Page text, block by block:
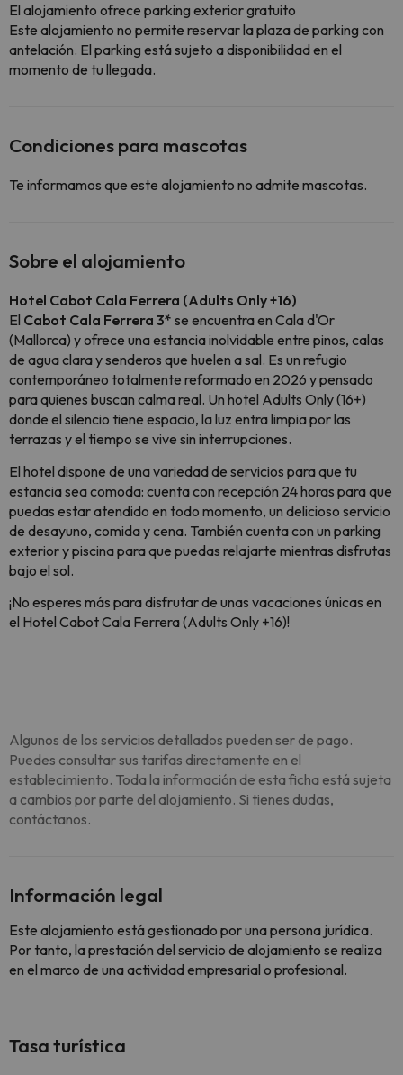
El alojamiento ofrece parking exterior gratuito
Este alojamiento no permite reservar la plaza de parking con
antelación. El parking está sujeto a disponibilidad en el
momento de tu llegada.
Condiciones para mascotas
Te informamos que este alojamiento no admite mascotas.
Sobre el alojamiento
Hotel Cabot Cala Ferrera (Adults Only +16)
El Cabot Cala Ferrera 3* se encuentra en Cala d'Or
(Mallorca) y ofrece una estancia inolvidable entre pinos, calas
de agua clara y senderos que huelen a sal. Es un refugio
contemporáneo totalmente reformado en 2026 y pensado
para quienes buscan calma real. Un hotel Adults Only (16+)
donde el silencio tiene espacio, la luz entra limpia por las
terrazas y el tiempo se vive sin interrupciones.
El hotel dispone de una variedad de servicios para que tu
estancia sea comoda: cuenta con recepción 24 horas para que
puedas estar atendido en todo momento, un delicioso servicio
de desayuno, comida y cena. También cuenta con un parking
exterior y piscina para que puedas relajarte mientras disfrutas
bajo el sol.
¡No esperes más para disfrutar de unas vacaciones únicas en
el Hotel Cabot Cala Ferrera (Adults Only +16)!
Algunos de los servicios detallados pueden ser de pago.
Puedes consultar sus tarifas directamente en el
establecimiento. Toda la información de esta ficha está sujeta
a cambios por parte del alojamiento. Si tienes dudas,
contáctanos.
Información legal
Este alojamiento está gestionado por una persona jurídica.
Por tanto, la prestación del servicio de alojamiento se realiza
en el marco de una actividad empresarial o profesional.
Tasa turística